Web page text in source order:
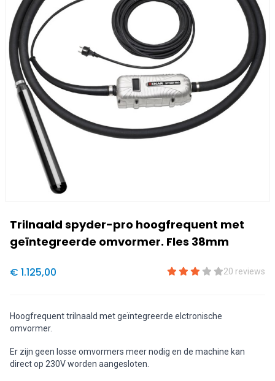
Trilnaald spyder-pro hoogfrequent met
geïntegreerde omvormer. Fles 38mm
€ 1.125,00 20 reviews
Hoogfrequent trilnaald met geïntegreerde elctronische
omvormer.
Er zijn geen losse omvormers meer nodig en de machine kan
direct op 230V worden aangesloten.